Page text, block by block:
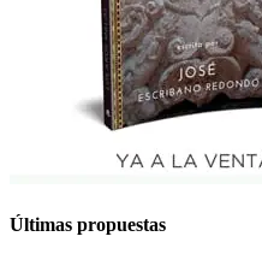
Últimas propuestas